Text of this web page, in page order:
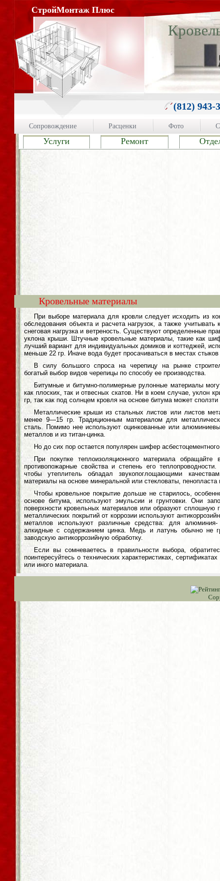
СтройМонтаж Плюс
(812) 943-
Сопровождение Расценки Фото
Услуги Ремонт
Кровельные материалы
При выборе материала для кровли следует исходить из
обследования объекта и расчета нагрузок, а также учитывать
снеговая нагрузка и ветреность. Существуют определенные
уклона крыши. Штучные кровельные материалы, такие как
лучший вариант для индивидуальных домиков и коттеджей,
меньше 22 гр. Иначе вода будет просачиваться в местах
В силу большого спроса на черепицу на рынке
богатый выбор видов черепицы по способу ее производства.
Битумные и битумно-полимерные рулонные материалы
как плоских, так и отвесных скатов. Ни в коем случае, уклон
гр, так как под солнцем кровля на основе битума может
Металлические крыши из стальных листов или листов
менее 9—15 гр. Традиционным материалом для
сталь. Помимо нее используют оцинкованные или
металлов и из титан-цинка.
Но до сих пор остается популярен шифер
При покупке теплоизоляционного материала обращайте
противопожарные свойства и степень его
чтобы утеплитель обладал звукопоглощающими
материалы на основе минеральной или стекловаты,
Чтобы кровельное покрытие дольше не старилось,
основе битума, используют эмульсии и грунтовки. Они
поверхности кровельных материалов или образуют
металлических покрытий от коррозии используют
металлов используют различные средства: для
алкидные с содержанием цинка. Медь и латунь обычно не
заводскую антикоррозийную обработку.
Если вы сомневаетесь в правильности выбора,
поинтересуйтесь о технических характеристиках,
или иного материала.